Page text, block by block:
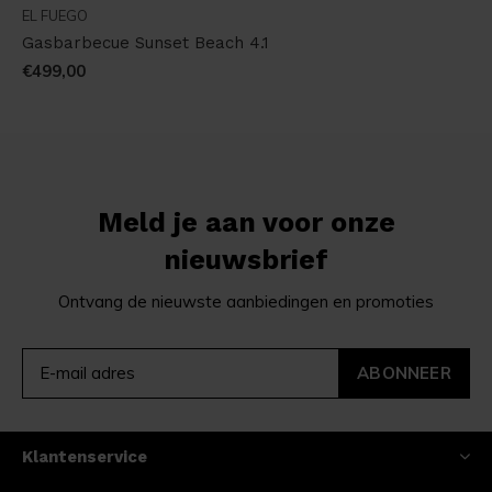
EL FUEGO
Gasbarbecue Sunset Beach 4.1
€499,00
Meld je aan voor onze
nieuwsbrief
Ontvang de nieuwste aanbiedingen en promoties
ABONNEER
Klantenservice